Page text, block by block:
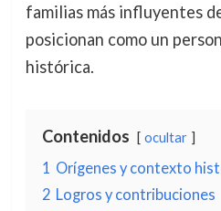
familias más influyentes
posicionan como un
histórica.
Contenidos ocultar
1 Orígenes y contexto
2 Logros y contribuciones